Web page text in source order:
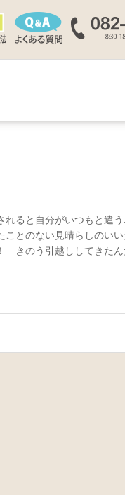
ると自分がいつもと違
とのない見晴らしのい
きのう引越ししてきたん